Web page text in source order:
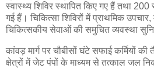
स्वास्थ्य शिविर स्थापित किए गए हैं तथा
गई हैं। चिकित्सा शिविरों में प्राथमिक
चिकित्सकीय सेवाओं की समुचित व्यवस्था
कांवड़ मार्ग पर चौबीसों घंटे सफाई कर्मियों
क्षेत्रों में जेट पंपों के माध्यम से तत्काल जल